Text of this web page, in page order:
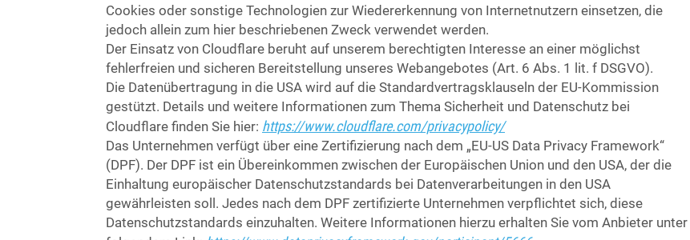
Cookies oder sonstige Technologien zur Wiedererkennung von Internetnutzern einsetzen, die
jedoch allein zum hier beschriebenen Zweck verwendet werden.
Der Einsatz von Cloudflare beruht auf unserem berechtigten Interesse an einer möglichst
fehlerfreien und sicheren Bereitstellung unseres Webangebotes (Art. 6 Abs. 1 lit. f DSGVO).
Die Datenübertragung in die USA wird auf die Standardvertragsklauseln der EU-Kommission
gestützt. Details und weitere Informationen zum Thema Sicherheit und Datenschutz bei
Cloudflare finden Sie hier: https://www.cloudflare.com/privacypolicy/
Das Unternehmen verfügt über eine Zertifizierung nach dem „EU-US Data Privacy Framework“
(DPF). Der DPF ist ein Übereinkommen zwischen der Europäischen Union und den USA, der die
Einhaltung europäischer Datenschutzstandards bei Datenverarbeitungen in den USA
gewährleisten soll. Jedes nach dem DPF zertifizierte Unternehmen verpflichtet sich, diese
Datenschutzstandards einzuhalten. Weitere Informationen hierzu erhalten Sie vom Anbieter unter